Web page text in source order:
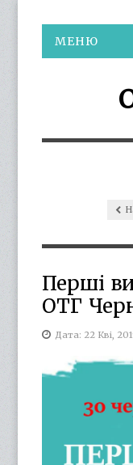
МЕНЮ
Перші
ОТГ
Дата: 22 Кві,